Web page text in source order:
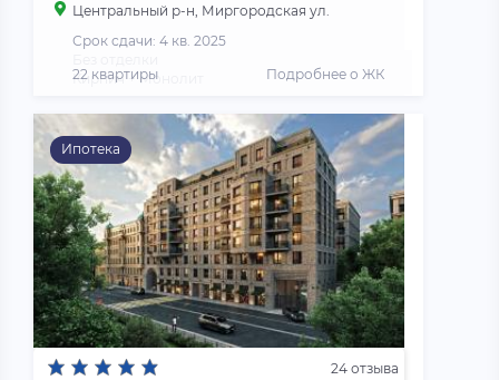
Центральный р-н, Миргородская ул.
Срок сдачи: 4 кв. 2025
Кирпич + Монолит
22 квартиры Подробнее о ЖК
Ипотека
24 отзыва